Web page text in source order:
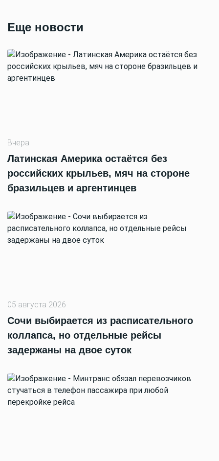
Еще новости
Вчера
Латинская Америка остаётся без
российских крыльев, мяч на стороне
бразильцев и аргентинцев
05 августа 2026
Сочи выбирается из расписательного
коллапса, но отдельные рейсы
задержаны на двое суток